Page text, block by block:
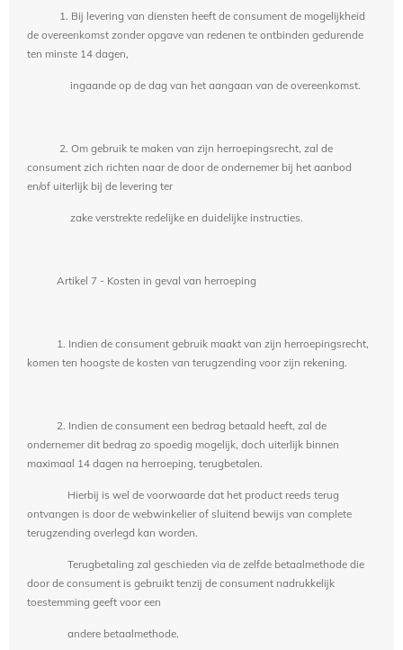
1. Bij levering van diensten heeft de consument de mogelijkheid
de overeenkomst zonder opgave van redenen te ontbinden gedurende
ten minste 14 dagen,
ingaande op de dag van het aangaan van de overeenkomst.
2. Om gebruik te maken van zijn herroepingsrecht, zal de
consument zich richten naar de door de ondernemer bij het aanbod
en/of uiterlijk bij de levering ter
zake verstrekte redelijke en duidelijke instructies.
Artikel 7 - Kosten in geval van herroeping
1. Indien de consument gebruik maakt van zijn herroepingsrecht,
komen ten hoogste de kosten van terugzending voor zijn rekening.
2. Indien de consument een bedrag betaald heeft, zal de
ondernemer dit bedrag zo spoedig mogelijk, doch uiterlijk binnen
maximaal 14 dagen na herroeping, terugbetalen.
Hierbij is wel de voorwaarde dat het product reeds terug
ontvangen is door de webwinkelier of sluitend bewijs van complete
terugzending overlegd kan worden.
Terugbetaling zal geschieden via de zelfde betaalmethode die
door de consument is gebruikt tenzij de consument nadrukkelijk
toestemming geeft voor een
andere betaalmethode.